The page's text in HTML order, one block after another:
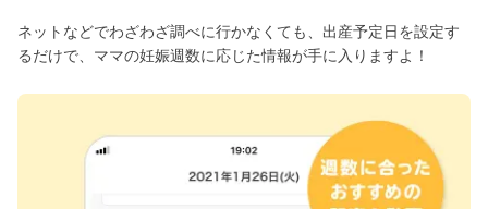
ネットなどでわざわざ調べに行かなくても、出産予定日を設定す
るだけで、ママの妊娠週数に応じた情報が手に入りますよ！